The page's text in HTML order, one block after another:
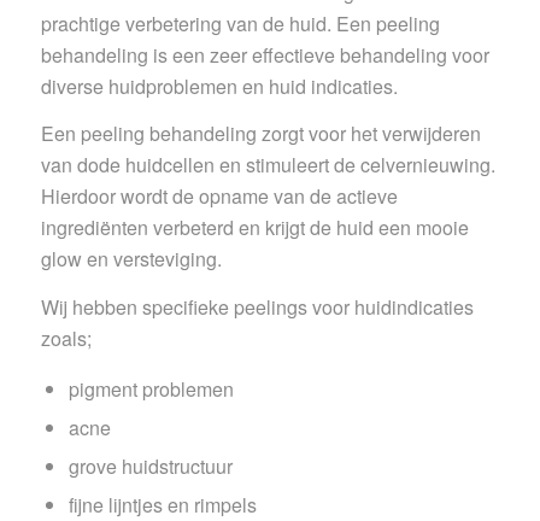
prachtige verbetering van de huid. Een peeling
behandeling is een zeer effectieve behandeling voor
diverse huidproblemen en huid indicaties.
Een peeling behandeling zorgt voor het verwijderen
van dode huidcellen en stimuleert de celvernieuwing.
Hierdoor wordt de opname van de actieve
ingrediënten verbeterd en krijgt de huid een mooie
glow en versteviging.
Wij hebben specifieke peelings voor huidindicaties
zoals;
pigment problemen
acne
grove huidstructuur
fijne lijntjes en rimpels